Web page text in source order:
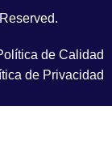
de Calidad
de Privacidad